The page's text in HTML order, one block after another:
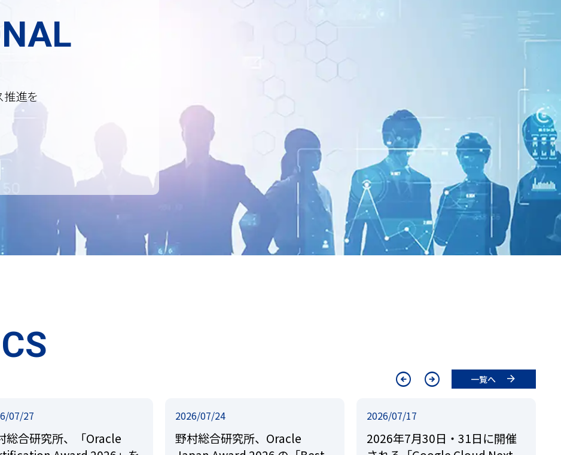
進を
arrow_circle_left arrow_circle_right 一覧へ
07/27
総合研究所、「Oracle
2026/07/24
野村総合研究所、Oracle
2026/07/17
2026年7月30日・31日に開催